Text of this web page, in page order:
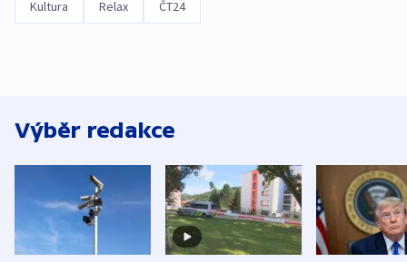
Kultura Relax ČT24
Výběr redakce